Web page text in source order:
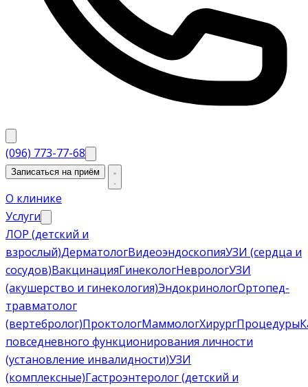
(096) 773-77-68
Записаться на приём
О клинике
Услуги
ЛОР (детский и
взрослый)ДерматологВидеоэндоскопияУЗИ (сердца и
сосудов)ВакцинацияГинекологНеврологУЗИ
(акушерство и гинекология)ЭндокринологОртопед-
травматолог
(вертебролог)ПроктологМаммологХирургПроцедуры
повседневного функционирования личности
(установление инвалидности)УЗИ
(комплексные)Гастроэнтеролог (детский и